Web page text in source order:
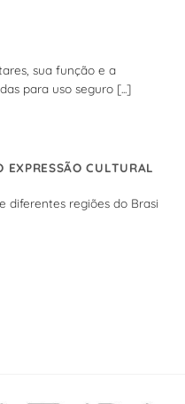
sua função e a
para uso seguro [...]
EXPRESSÃO CULTURAL
diferentes regiões do Brasi